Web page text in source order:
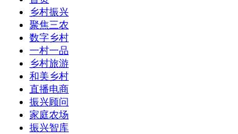
乡村振兴
聚焦三农
数字乡村
一村一品
乡村旅游
和美乡村
直播电商
振兴顾问
家庭农场
振兴智库